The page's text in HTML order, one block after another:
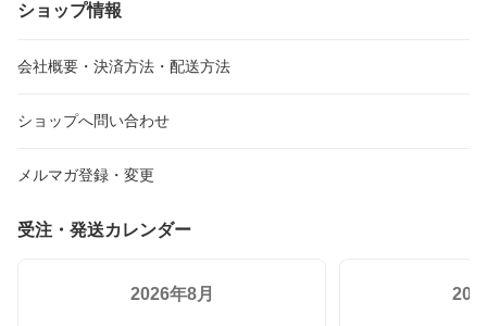
ショップ情報
会社概要・決済方法・配送方法
ショップへ問い合わせ
メルマガ登録・変更
受注・発送カレンダー
2026年8月